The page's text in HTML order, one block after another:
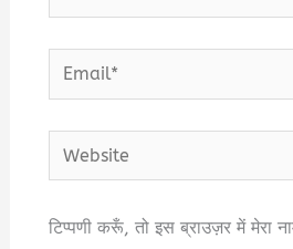
Email*
Website
टिप्पणी करूँ, तो इस ब्राउज़र में मेरा